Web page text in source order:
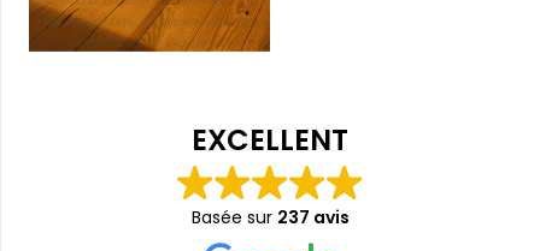
EXCELLENT
Basée sur 237 avis